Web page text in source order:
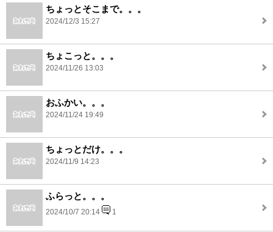
ちょっとそこまで。。。
2024/12/3 15:27
ちょこっと。。。
2024/11/26 13:03
おふかい。。。
2024/11/24 19:49
ちょっとだけ。。。
2024/11/9 14:23
ふらっと。。。
2024/10/7 20:14 1